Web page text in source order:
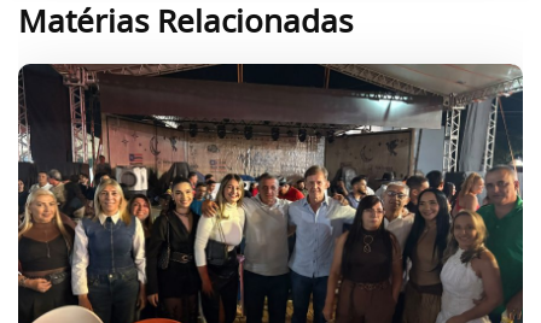
Matérias Relacionadas